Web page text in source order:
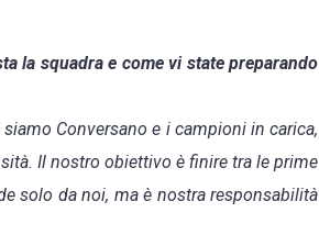
la squadra e come vi state preparando
Conversano e i campioni in carica,
Il nostro obiettivo è finire tra le prime
solo da noi, ma è nostra responsabilità